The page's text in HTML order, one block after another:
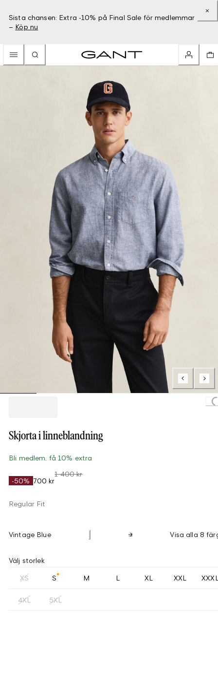
Sista chansen: Extra -10% på Final Sale för medlemmar
– Köp nu
Skjorta i linneblandning
Bli medlem, få 10% extra
-50% 700 kr
1 400 kr
Regular Fit
Vintage Blue Visa alla 8
Välj storlek
XS S M L XL XXL
4XL 5XL